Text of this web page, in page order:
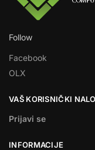
Follow
Facebook
OLX
VAŠ KORISNIČKI
Prijavi se
INFORMACIJE